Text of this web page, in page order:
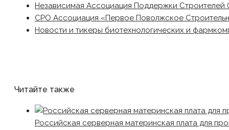
Независимая Ассоциация Поддержки Строителей
СРО Ассоциация «Первое Поволжское
Новости и тикеры биотехнологических и
Читайте также
Российская серверная материнская плата для